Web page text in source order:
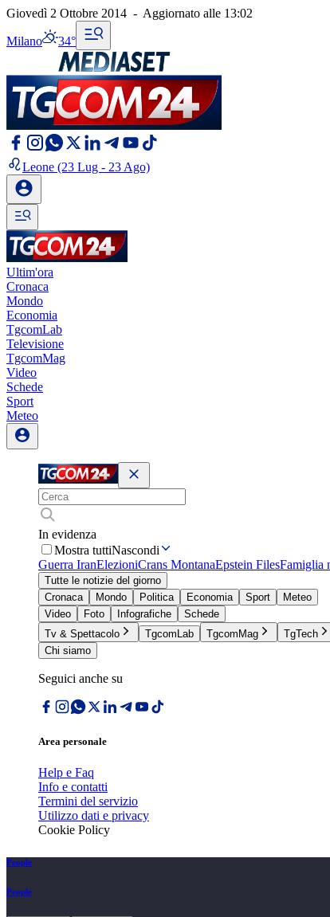
Giovedì 2 Ottobre 2014 - Aggiornato alle 13:02
Milano 34°
Leone (23 Lug - 23 Ago)
Ultim'ora
Cronaca
Mondo
Economia
TgcomLab
Televisione
TgcomMag
Video
Schede
Sport
Meteo
In evidenza
Mostra tuttiNascondi
Guerra IranElezioniCrans MontanaEpstein FilesFamiglia
Tutte le notizie del giorno
Cronaca
Mondo Politica Economia Sport
Meteo
Video
Foto Infografiche
Schede
Tv & Spettacolo
TgcomLab TgcomMag TgTech
Chi siamo
Seguici anche su
Area personale
Help e Faq
Info e contatti
Termini del servizio
Utilizzo dati e privacy
Cookie Policy
People
People